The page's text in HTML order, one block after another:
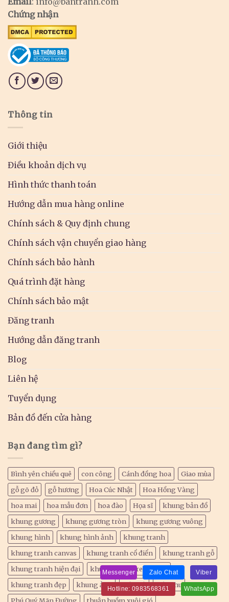
Chứng nhận
Thông tin
Giới thiệu
Điều khoản dịch vụ
Hình thức thanh toán
Hướng dẫn mua hàng online
Chính sách & Quy định chung
Chính sách vận chuyển giao hàng
Chính sách bảo hành
Quá trình đặt hàng
Chính sách bảo mật
Đăng tranh
Hướng dẫn đăng tranh
Blog
Liên hệ
Tuyển dụng
Bản đồ đến cửa hàng
Bạn đang tìm gì?
Bình yên chiều quê con công Cánh đồng hoa
Giao mùa
gỗ gõ đỏ
gỗ hương Hoa Cúc Nhật
Hoa Hồng Vàng
hoa mai
hoa mẫu đơn hoa đào Họa sĩ
khung bản đồ
khung gương
khung gương tròn
khung gương vuông
khung hình
khung hình ảnh
khung tranh
khung tranh canvas
khung tranh cổ điển
khung tranh gỗ
khung tranh hiện đại
khung tranh treo tường
khung tranh đẹp
khung ảnh Mào gà
mùa thu
Viber
Zalo Chat
Messenger
WhatsApp
Hotline: 0983568361